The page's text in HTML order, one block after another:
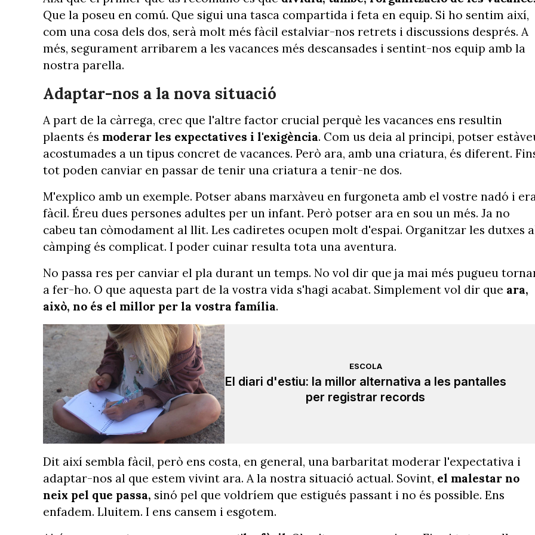
Que la poseu en comú. Que sigui una tasca compartida i feta en equip. Si ho sentim així,
com una cosa dels dos, serà molt més fàcil estalviar-nos retrets i discussions després. A
més, segurament arribarem a les vacances més descansades i sentint-nos equip amb la
nostra parella.
Adaptar-nos a la nova situació
A part de la càrrega, crec que l'altre factor crucial perquè les vacances ens resultin
plaents és moderar les expectatives i l'exigència. Com us deia al principi, potser
acostumades a un tipus concret de vacances. Però ara, amb una criatura, és diferent.
tot poden canviar en passar de tenir una criatura a tenir-ne dos.
M'explico amb un exemple. Potser abans marxàveu en furgoneta amb el vostre nadó i era
fàcil. Éreu dues persones adultes per un infant. Però potser ara en sou un més. Ja no
cabeu tan còmodament al llit. Les cadiretes ocupen molt d'espai. Organitzar les dutxes
càmping és complicat. I poder cuinar resulta tota una aventura.
No passa res per canviar el pla durant un temps. No vol dir que ja mai més pugueu
a fer-ho. O que aquesta part de la vostra vida s'hagi acabat. Simplement vol dir que ara,
això, no és el millor per la vostra família.
ESCOLA
El diari d'estiu: la millor alternativa a les pantalles
per registrar records
Dit així sembla fàcil, però ens costa, en general, una barbaritat moderar l'expectativa i
adaptar-nos al que estem vivint ara. A la nostra situació actual. Sovint, el malestar no
neix pel que passa, sinó pel que voldríem que estigués passant i no és possible. Ens
enfadem. Lluitem. I ens cansem i esgotem.